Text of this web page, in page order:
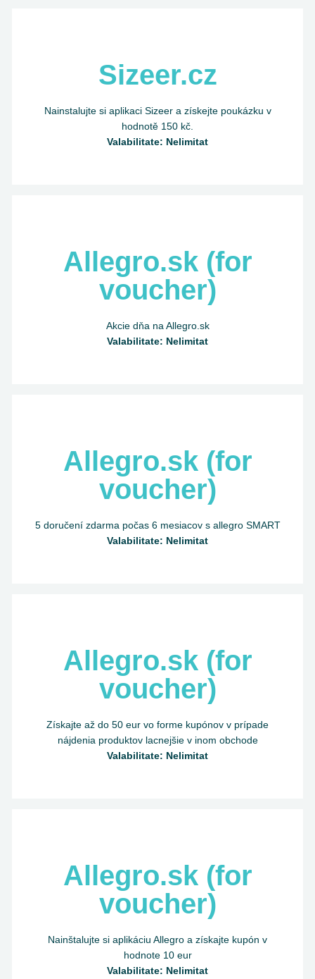
Sizeer.cz
Nainstalujte si aplikaci Sizeer a získejte poukázku v
hodnotě 150 kč.
Valabilitate: Nelimitat
Allegro.sk (for
voucher)
Akcie dňa na Allegro.sk
Valabilitate: Nelimitat
Allegro.sk (for
voucher)
5 doručení zdarma počas 6 mesiacov s allegro SMART
Valabilitate: Nelimitat
Allegro.sk (for
voucher)
Získajte až do 50 eur vo forme kupónov v prípade
nájdenia produktov lacnejšie v inom obchode
Valabilitate: Nelimitat
Allegro.sk (for
voucher)
Nainštalujte si aplikáciu Allegro a získajte kupón v
hodnote 10 eur
Valabilitate: Nelimitat